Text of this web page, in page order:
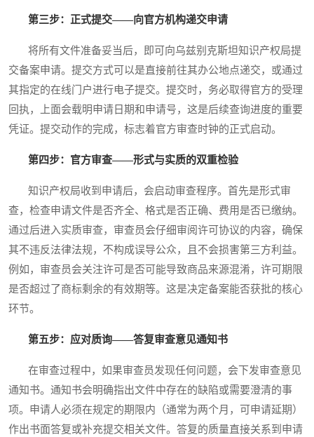
第三步：正式提交——向官方机构递交申请
将所有文件准备妥当后，即可向乌兹别克斯坦知识产权局提
交备案申请。提交方式可以是直接前往其办公地点递交，或通过
其指定的在线门户进行电子提交。提交时，务必取得官方的受理
回执，上面会载明申请日期和申请号，这是后续查询进度的重要
凭证。提交动作的完成，标志着官方审查时钟的正式启动。
第四步：官方审查——形式与实质的双重检验
知识产权局收到申请后，会启动审查程序。首先是形式审
查，检查申请文件是否齐全、格式是否正确、费用是否已缴纳。
通过后进入实质审查，审查员会仔细审阅许可协议的内容，确保
其不违反法律法规，不构成误导公众，且不会损害第三方利益。
例如，审查员会关注许可是否可能导致商品来源混淆，许可期限
是否超过了商标剩余的有效期等。这是决定备案能否获批的核心
环节。
第五步：应对质询——答复审查意见通知书
在审查过程中，如果审查员发现任何问题，会下发审查意见
通知书。通知书会明确指出文件中存在的缺陷或需要澄清的事
项。申请人必须在规定的期限内（通常为两个月，可申请延期）
作出书面答复或补充提交相关文件。答复的质量直接关系到申请